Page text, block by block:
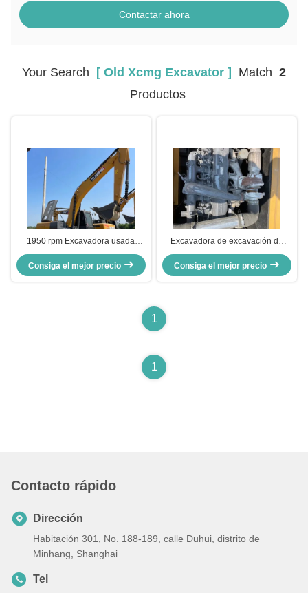
Contactar ahora
Your Search [ Old Xcmg Excavator ] Match 2
Productos
1950 rpm Excavadora usada
XCMG XCMG215 Equipo de
movimiento de tierra vieja 21450
Kg
Consiga el mejor precio
Excavadora de excavación de
tierra miniatura XCMG215
multifuncional antigua de 106,5
kW Equipo usado para mover la
Consiga el mejor precio
1
1
Contacto rápido
Dirección
Habitación 301, No. 188-189, calle Duhui, distrito de
Minhang, Shanghai
Tel